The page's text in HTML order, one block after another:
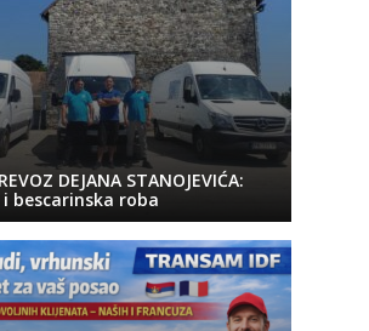
DEJANA STANOJEVIĆA:
bescarinska roba